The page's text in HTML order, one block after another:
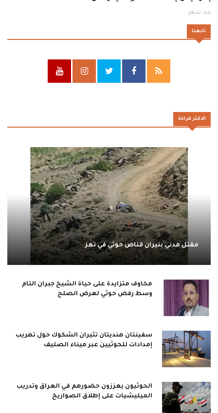
منذ شهر
تابعنا
الاكثر قراءة
مقتل مدني بنيران قناص حوثي في تعز
مخاوف متزايدة على حياة الشيخ جبران التام
وسط رفض حوثي لعرض الصلح
سفينتان هنديتان تثيران الشكوك حول تهريب
إمدادات للحوثيين عبر ميناء الصليف
الحوثيون يعززون حضورهم في العراق وتدريب
الميليشيات على إطلاق الصواريخ